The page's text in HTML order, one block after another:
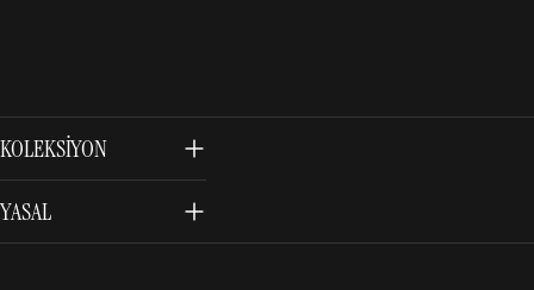
KOLEKSIYON
YASAL